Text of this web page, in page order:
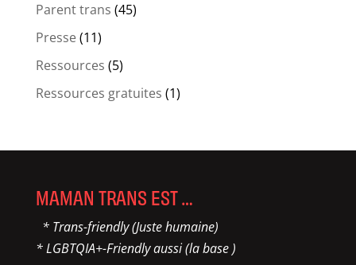
Parent trans (45)
Presse(11)
Ressources (5)
Ressources gratuites (1)
MAMAN TRANS EST …
* Trans-friendly (Juste humaine)
* LGBTQIA+-Friendly aussi (la base )